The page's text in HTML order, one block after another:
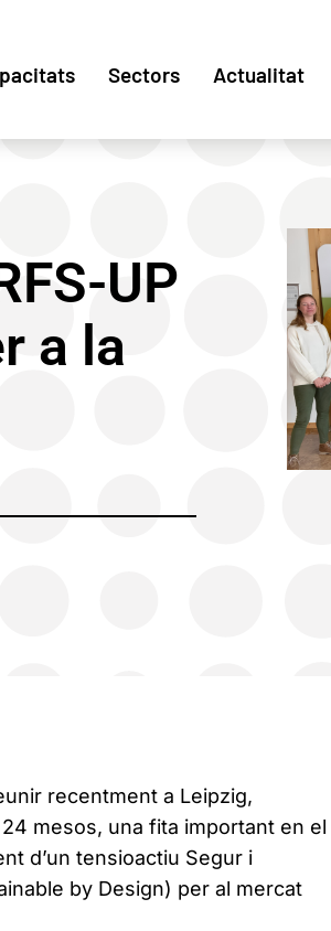
Sectors Actualitat
UP
a la
recentment a Leipzig,
mesos, una fita important en el
d’un tensioactiu Segur i
by Design) per al mercat